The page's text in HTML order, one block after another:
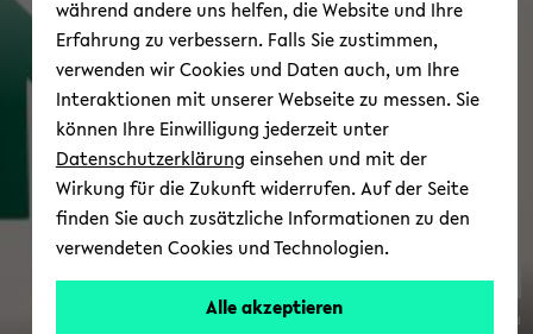
Trans­fer
© Uni­ver­si­tät Bie­le­feld
während andere uns helfen, die Website und Ihre
Erfahrung zu verbessern. Falls Sie zustimmen,
verwenden wir Cookies und Daten auch, um Ihre
Interaktionen mit unserer Webseite zu messen. Sie
können Ihre Einwilligung jederzeit unter
Datenschutzerklärung einsehen und mit der
Wirkung für die Zukunft widerrufen. Auf der Seite
finden Sie auch zusätzliche Informationen zu den
verwendeten Cookies und Technologien.
Alle akzeptieren